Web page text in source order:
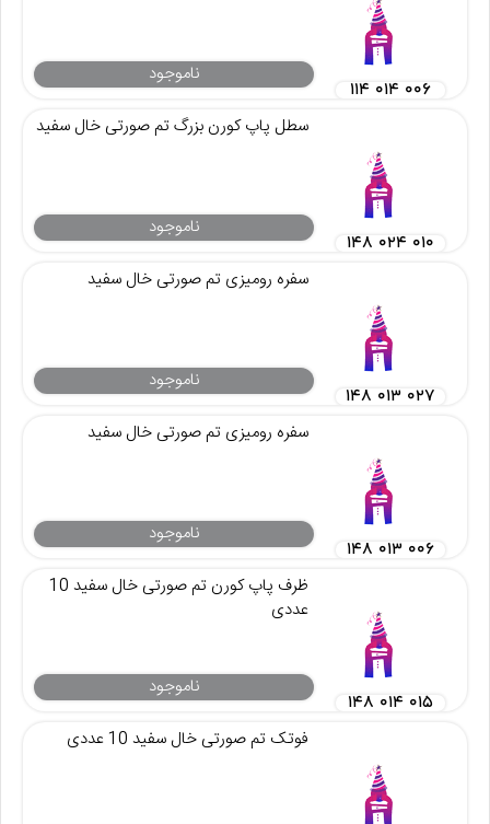
ناموجود
۱۱۴ ۰۱۴ ۰۰۶
سطل پاپ کورن بزرگ تم صورتی خال سفید
ناموجود
۱۴۸ ۰۲۴ ۰۱۰
سفره رومیزی تم صورتی خال سفید
ناموجود
۱۴۸ ۰۱۳ ۰۲۷
سفره رومیزی تم صورتی خال سفید
ناموجود
۱۴۸ ۰۱۳ ۰۰۶
ظرف پاپ کورن تم صورتی خال سفید 10
عددی
ناموجود
۱۴۸ ۰۱۴ ۰۱۵
فوتک تم صورتی خال سفید 10 عددی